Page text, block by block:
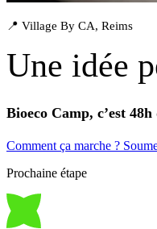
📍 Village By CA, Reims
Une idée
Bioeco Camp, c’est
Comment ça marche ?
Prochaine étape